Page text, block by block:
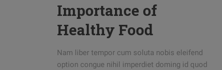
Importance of
Healthy Food
Nam liber tempor cum soluta nobis eleifend
option congue nihil imperdiet doming id quod